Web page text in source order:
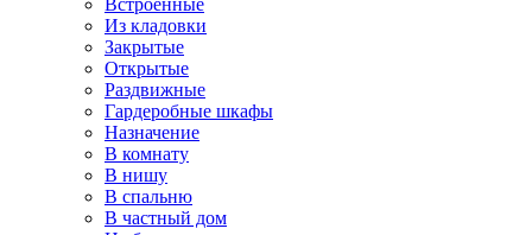
Встроенные
Из кладовки
Закрытые
Открытые
Раздвижные
Гардеробные шкафы
Назначение
В комнату
В нишу
В спальню
В частный дом